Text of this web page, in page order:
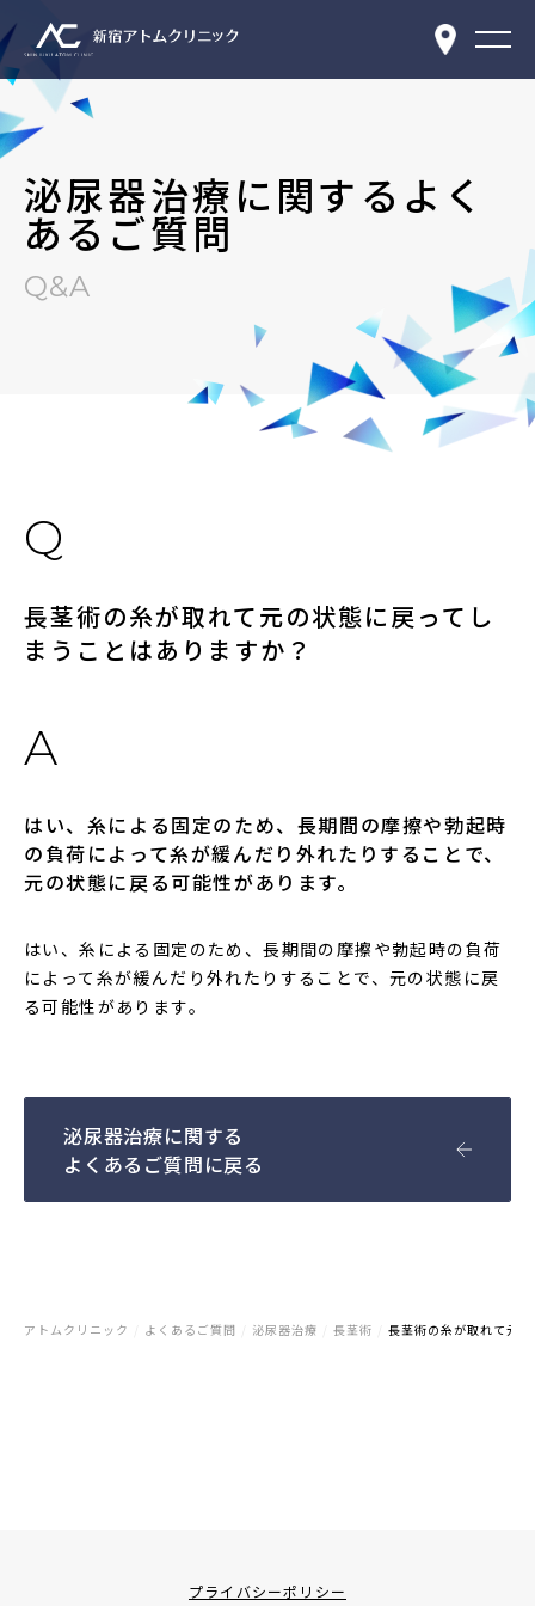
泌尿器治療に関するよく
あるご質問
Q&A
長茎術の糸が取れて元の状態に戻ってし
まうことはありますか？
はい、糸による固定のため、長期間の摩擦や勃起時
の負荷によって糸が緩んだり外れたりすることで、
元の状態に戻る可能性があります。
はい、糸による固定のため、長期間の摩擦や勃起時の負荷
によって糸が緩んだり外れたりすることで、元の状態に戻
る可能性があります。
泌尿器治療に関する
よくあるご質問に戻る
アトムクリニック よくあるご質問 泌尿器治療 長茎術 長茎術の糸が取れて元
プライバシーポリシー